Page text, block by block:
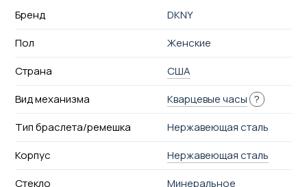
Бренд
DKNY
Пол
Женские
Страна
США
Вид механизма
Кварцевые часы ?
Тип браслета/ремешка
Нержавеющая сталь
Корпус
Нержавеющая сталь
Стекло
Минеральное